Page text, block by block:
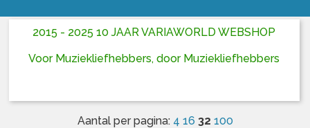
2015 - 2025 10 JAAR VARIAWORLD WEBSHOP
Voor Muziekliefhebbers, door Muziekliefhebbers
Aantal per pagina: 4 16 32 100